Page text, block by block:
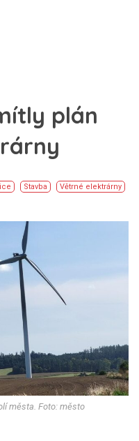
plán
Stavba
Větrné elektrárny
města. Foto: město